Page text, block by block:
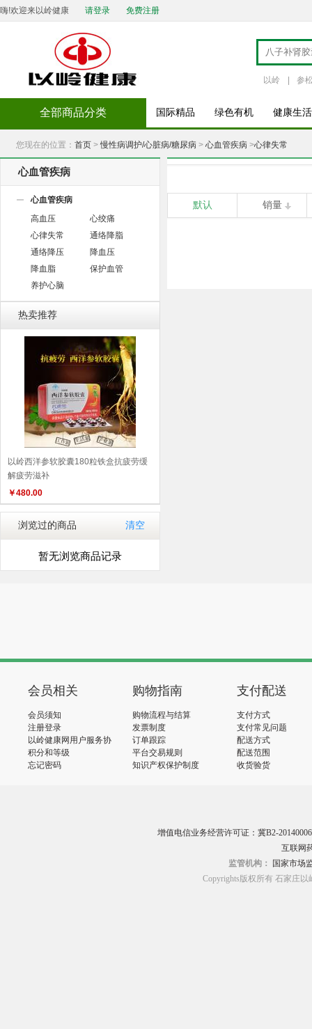
嗨!欢迎来以岭健康 请登录 免费注册
以岭 参
全部商品分类 国际精品 绿色有机 健康生活
您现在的位置： 首页 >慢性病调护/心脏病/糖尿病 > 心血管疾病 >心律失常
心血管疾病
心血管疾病
高血压
心绞痛
心律失常
通络降脂
通络降压
降血压
降血脂
保护血管
养护心脑
热卖推荐
以岭西洋参软胶囊180粒铁盒抗疲劳缓
解疲劳滋补
￥480.00
浏览过的商品 清空
暂无浏览商品记录
默认 销量
会员相关
会员须知
注册登录
以岭健康网用户服务协
议
积分和等级
忘记密码
购物指南
购物流程与结算
发票制度
订单跟踪
平台交易规则
知识产权保护制度
支付配送
支付方式
支付常见问题
配送方式
配送范围
收货验货
增值电信业务经营许可证：冀B2-20140006
互联网
监管机构：
国家市场
Copyrights版权所有 石家庄